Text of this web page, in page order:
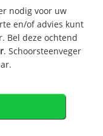
nodig voor uw
en/of advies kunt
Bel deze ochtend
. Schoorsteenveger